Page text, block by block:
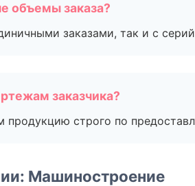
объемы заказа?
заказами, так и с
заказчика?
продукцию строго по
Машиностроение